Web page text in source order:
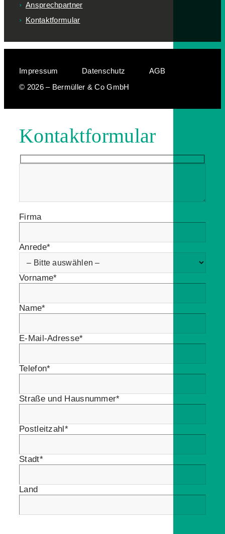
Ansprechpartner
Kontaktformular
Impressum Datenschutz
AGB
© 2026 – Bermüller & Co GmbH
Kontaktformular
Firma
Anrede*
Vorname*
Name*
E-Mail-Adresse*
Telefon*
Straße und Hausnummer*
Postleitzahl*
Stadt*
Land